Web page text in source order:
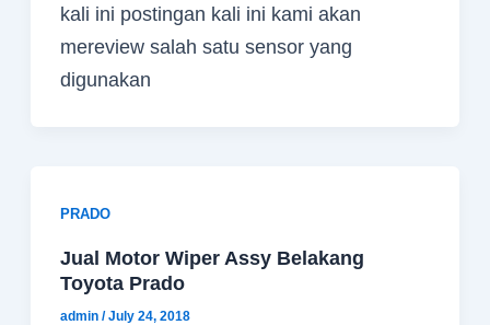
kali ini postingan kali ini kami akan
mereview salah satu sensor yang
digunakan
PRADO
Jual Motor Wiper Assy Belakang
Toyota Prado
admin/July 24, 2018